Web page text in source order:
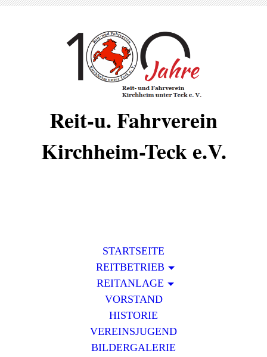
Reit-u. Fahrverein
Kirchheim-Teck e.V.
STARTSEITE
REITBETRIEB
REITANLAGE
VORSTAND
HISTORIE
VEREINSJUGEND
BILDERGALERIE